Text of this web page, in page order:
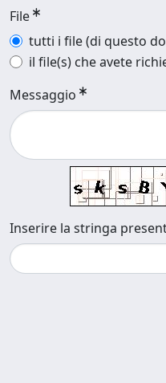
File
tutti i file (di questo
il file(s) che avete
Messaggio
Inserire la stringa